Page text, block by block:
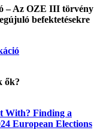
– Az OZE III törvény
befektetésekre
ők?
With? Finding a
European Elections